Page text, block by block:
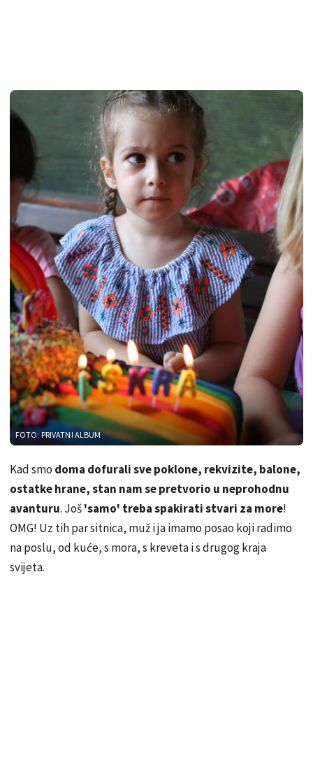
FOTO: PRIVATNI ALBUM
Kad smo doma dofurali sve poklone, rekvizite, balone,
ostatke hrane, stan nam se pretvorio u neprohodnu
avanturu. Još'samo' treba spakirati stvari za more!
OMG! Uz tih par sitnica, muž i ja imamo posao koji radimo
na poslu, od kuće, s mora, s kreveta i s drugog kraja
svijeta.